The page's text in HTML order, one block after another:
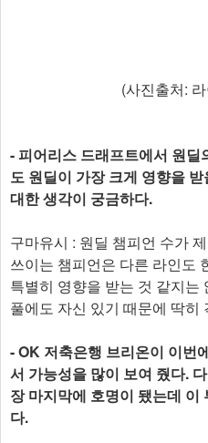
(사진출처:
- 피어리스 드래프트에서 원
도 원딜이 가장 크게 영향을
대한 생각이 궁금하다.
구마유시 : 원딜 챔피언 수가
쓰이는 챔피언은 다른 라인도
특별히 영향을 받는 것 같지는
풀에도 자신 있기 때문에 딱히
- OK 저축은행 브리온이 이번
서 가능성을 많이 보여 줬다.
장 마지막에 호명이 됐는데 이
다.